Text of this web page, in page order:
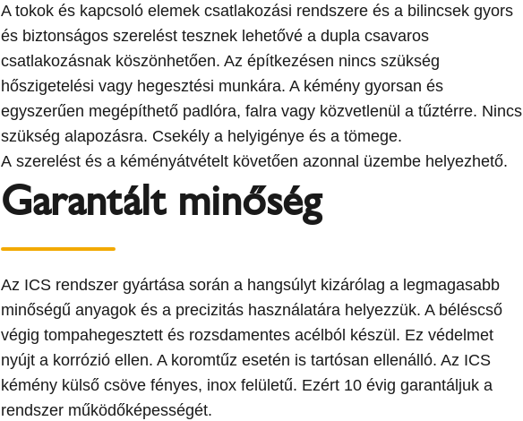
A tokok és kapcsoló elemek csatlakozási rendszere és a bilincsek gyors
és biztonságos szerelést tesznek lehetővé a dupla csavaros
csatlakozásnak köszönhetően. Az építkezésen nincs szükség
hőszigetelési vagy hegesztési munkára. A kémény gyorsan és
egyszerűen megépíthető padlóra, falra vagy közvetlenül a tűztérre. Nincs
szükség alapozásra. Csekély a helyigénye és a tömege.
A szerelést és a kéményátvételt követően azonnal üzembe helyezhető.
Garantált minőség
Az ICS rendszer gyártása során a hangsúlyt kizárólag a legmagasabb
minőségű anyagok és a precizitás használatára helyezzük. A béléscső
végig tompahegesztett és rozsdamentes acélból készül. Ez védelmet
nyújt a korrózió ellen. A koromtűz esetén is tartósan ellenálló. Az ICS
kémény külső csöve fényes, inox felületű. Ezért 10 évig garantáljuk a
rendszer működőképességét.